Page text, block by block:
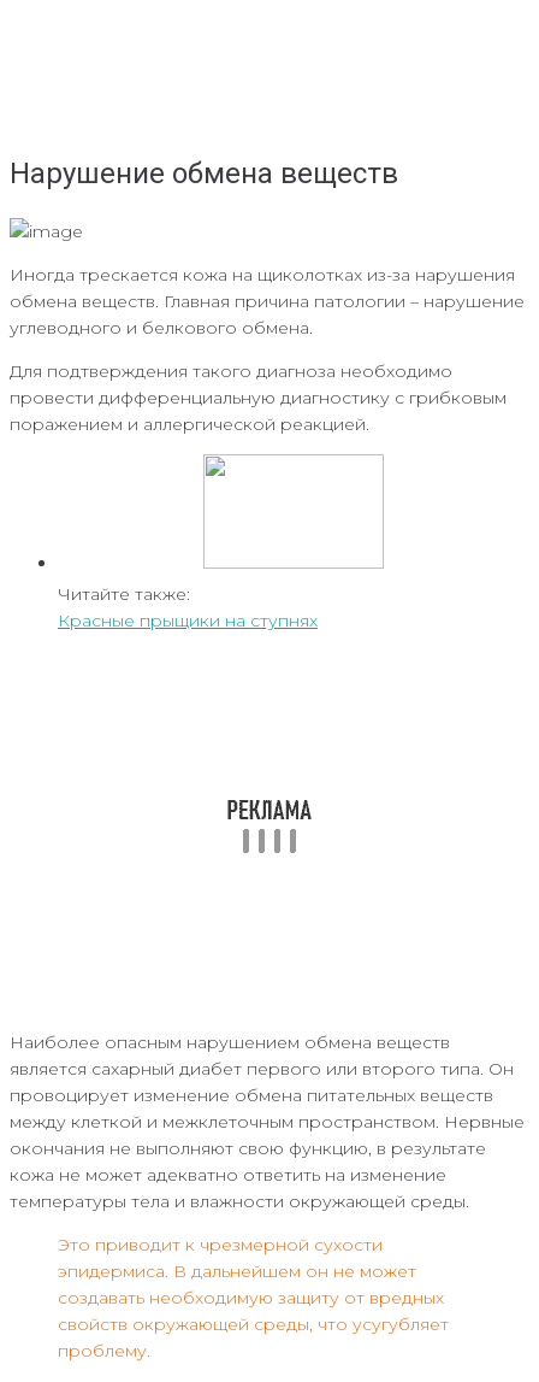
Нарушение обмена веществ
Иногда трескается кожа на щиколотках из-за нарушения
обмена веществ. Главная причина патологии – нарушение
углеводного и белкового обмена.
Для подтверждения такого диагноза необходимо
провести дифференциальную диагностику с грибковым
поражением и аллергической реакцией.
Читайте также:
Красные прыщики на ступнях
Наиболее опасным нарушением обмена веществ
является сахарный диабет первого или второго типа. Он
провоцирует изменение обмена питательных веществ
между клеткой и межклеточным пространством. Нервные
окончания не выполняют свою функцию, в результате
кожа не может адекватно ответить на изменение
температуры тела и влажности окружающей среды.
Это приводит к чрезмерной сухости
эпидермиса. В дальнейшем он не может
создавать необходимую защиту от вредных
свойств окружающей среды, что усугубляет
проблему.